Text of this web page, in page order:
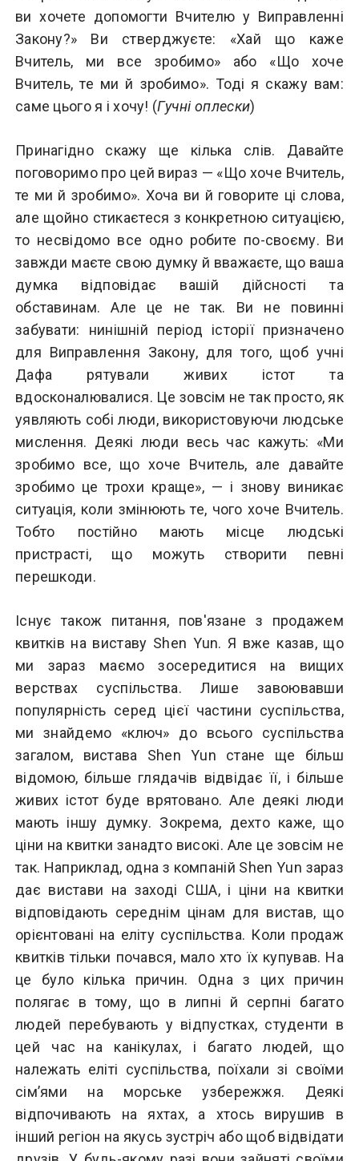
ви хочете допомогти Вчителю у Виправленні
Закону?» Ви стверджуєте: «Хай що каже
Вчитель, ми все зробимо» або «Що хоче
Вчитель, те ми й зробимо». Тоді я скажу вам:
саме цього я і хочу! (Гучні оплески)
Принагідно скажу ще кілька слів. Давайте
поговоримо про цей вираз — «Що хоче Вчитель,
те ми й зробимо». Хоча ви й говорите ці слова,
але щойно стикаєтеся з конкретною ситуацією,
то несвідомо все одно робите по-своєму. Ви
завжди маєте свою думку й вважаєте, що ваша
думка відповідає вашій дійсності та
обставинам. Але це не так. Ви не повинні
забувати: нинішній період історії призначено
для Виправлення Закону, для того, щоб учні
Дафа рятували живих істот та
вдосконалювалися. Це зовсім не так просто, як
уявляють собі люди, використовуючи людське
мислення. Деякі люди весь час кажуть: «Ми
зробимо все, що хоче Вчитель, але давайте
зробимо це трохи краще», — і знову виникає
ситуація, коли змінюють те, чого хоче Вчитель.
Тобто постійно мають місце людські
пристрасті, що можуть створити певні
перешкоди.
Існує також питання, пов'язане з продажем
квитків на виставу Shen Yun. Я вже казав, що
ми зараз маємо зосередитися на вищих
верствах суспільства. Лише завоювавши
популярність серед цієї частини суспільства,
ми знайдемо «ключ» до всього суспільства
загалом, вистава Shen Yun стане ще більш
відомою, більше глядачів відвідає її, і більше
живих істот буде врятовано. Але деякі люди
мають іншу думку. Зокрема, дехто каже, що
ціни на квитки занадто високі. Але це зовсім не
так. Наприклад, одна з компаній Shen Yun зараз
дає вистави на заході США, і ціни на квитки
відповідають середнім цінам для вистав, що
орієнтовані на еліту суспільства. Коли продаж
квитків тільки почався, мало хто їх купував. На
це було кілька причин. Одна з цих причин
полягає в тому, що в липні й серпні багато
людей перебувають у відпустках, студенти в
цей час на канікулах, і багато людей, що
належать еліті суспільства, поїхали зі своїми
сім’ями на морське узбережжя. Деякі
відпочивають на яхтах, а хтось вирушив в
інший регіон на якусь зустріч або щоб відвідати